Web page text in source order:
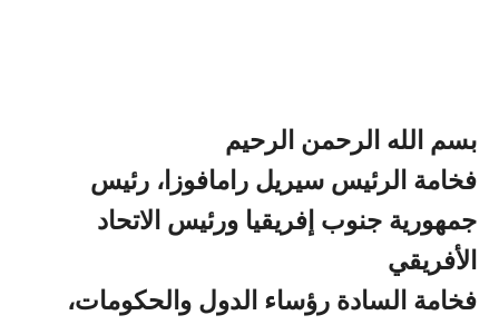
بسم الله الرحمن الرحيم
فخامة الرئيس سيريل رامافوزا، رئيس
جمهورية جنوب إفريقيا ورئيس الاتحاد
الأفريقي
فخامة السادة رؤساء الدول والحكومات،